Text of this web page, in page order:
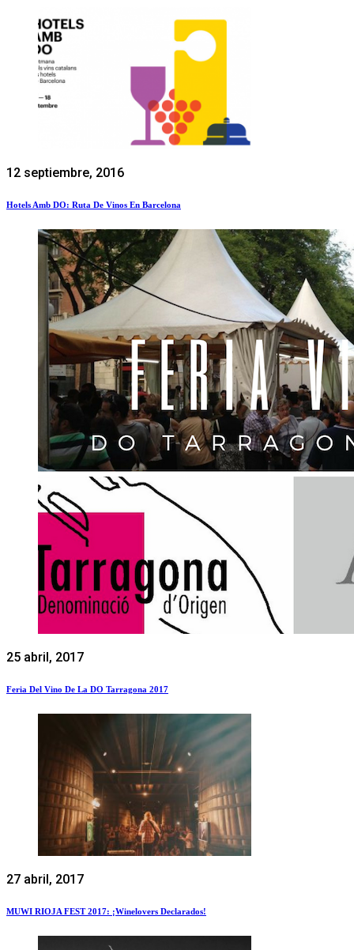
12 septiembre, 2016
Hotels Amb DO: Ruta De Vinos En Barcelona
25 abril, 2017
Feria Del Vino De La DO Tarragona 2017
27 abril, 2017
MUWI RIOJA FEST 2017: ¡Winelovers Declarados!